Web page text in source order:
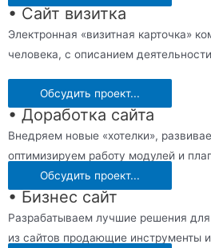
• Сайт визитка
Электронная «визитная карточка»
человека, с описанием
Обсудить проект...
• Доработка сайта
Внедряем новые «хотелки»,
оптимизируем работу модулей и
Обсудить проект...
• Бизнес сайт
Разрабатываем лучшие решения
из сайтов продающие инструменты